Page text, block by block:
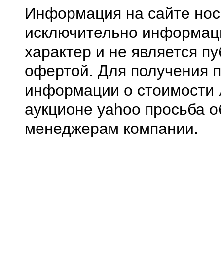
Информация на сайте
исключительно
характер и не является
офертой. Для получения
информации о стоимости
аукционе yahoo просьба
менеджерам компании.